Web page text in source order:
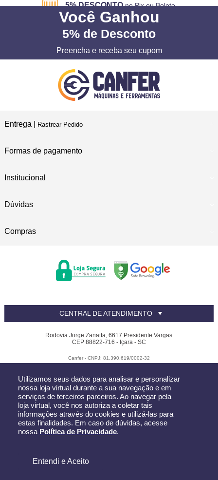
Utilizamos seus dados para analisar e personalizar
nossa loja virtual durante a sua navegação e em
serviços de terceiros parceiros. Ao navegar pela
loja virtual, você nos autoriza a coletar tais
informações através do cookies e utilizá-las para
estas finalidades. Em caso de dúvidas, acesse
nossa Política de Privacidade.
Entendi e Aceito
5% DESCONTO no Pix ou Boleto
Você Ganhou
5% de Desconto
Preencha e receba seu cupom
Entrega | Rastrear Pedido
Formas de pagamento
Institucional
Dúvidas
Compras
CENTRAL DE ATENDIMENTO
Rodovia Jorge Zanatta, 6617 Presidente Vargas
CEP 88822-716 - Içara - SC
Canfer - CNPJ: 81.390.619/0002-32